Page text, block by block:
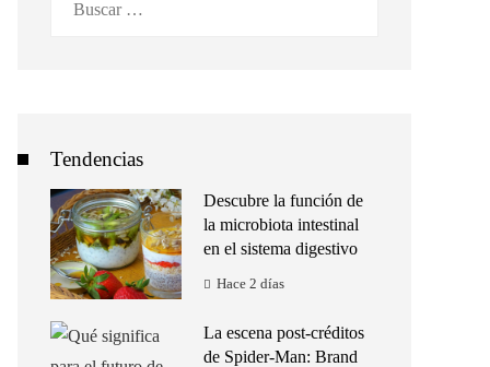
Tendencias
Descubre la función de
la microbiota intestinal
en el sistema digestivo
Hace 2 días
La escena post-créditos
de Spider-Man: Brand